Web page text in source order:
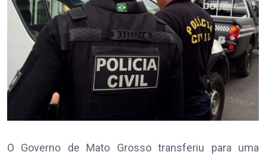
O Governo de Mato Grosso transferiu para uma